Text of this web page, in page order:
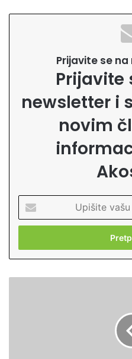
Prijavite se
Prijavite
newsletter i
novim
i
i
e